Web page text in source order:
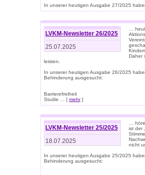
In unserer heutigen Ausgabe 27/2025
LVKM-Newsletter 26/2025
25.07.2025
…
Daher
leisten.
In unserer heutigen Ausgabe 26/2025
Behinderung ausgesucht:
Barrierefreiheit
Studie ... [ mehr]
LVKM-Newsletter 25/2025
18.07.2025
…
ist der
nicht
In unserer heutigen Ausgabe 25/2025
Behinderung ausgesucht: